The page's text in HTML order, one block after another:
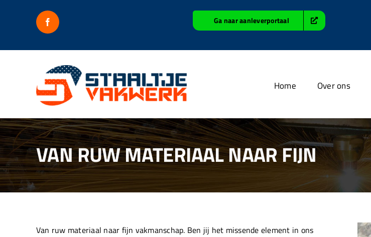
Ga naar aanleverportaal
Home Over ons
VAN RUW MATERIAAL NAAR FIJN
Van ruw materiaal naar fijn vakmanschap. Ben jij het missende element in ons